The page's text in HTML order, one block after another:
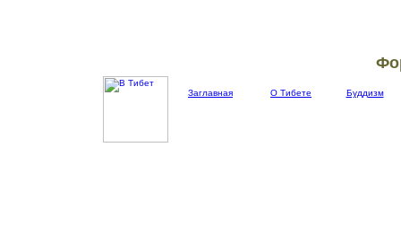
Заглавная О Тибете Буддизм